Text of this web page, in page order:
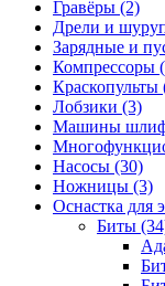
Гравёры (2)
Дрели и
Зарядные и
Компрессоры
Краскопульты
Лобзики (3)
Машины
Насосы (30)
Ножницы (3)
Оснастка для
Биты